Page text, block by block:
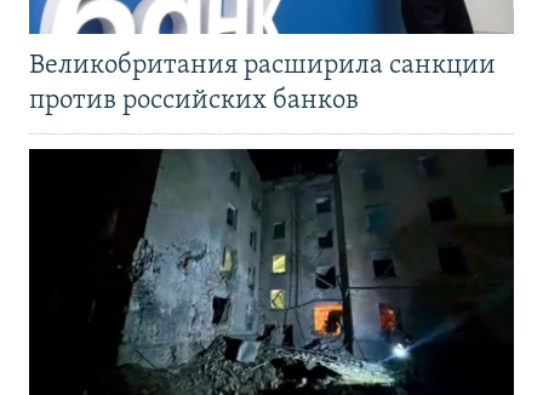
Великобритания расширила санкции
против российских банков